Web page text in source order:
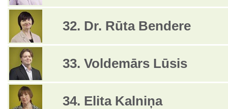
32. Dr. Rūta Bendere
33. Voldemārs Lūsis
34. Elita Kalniņa